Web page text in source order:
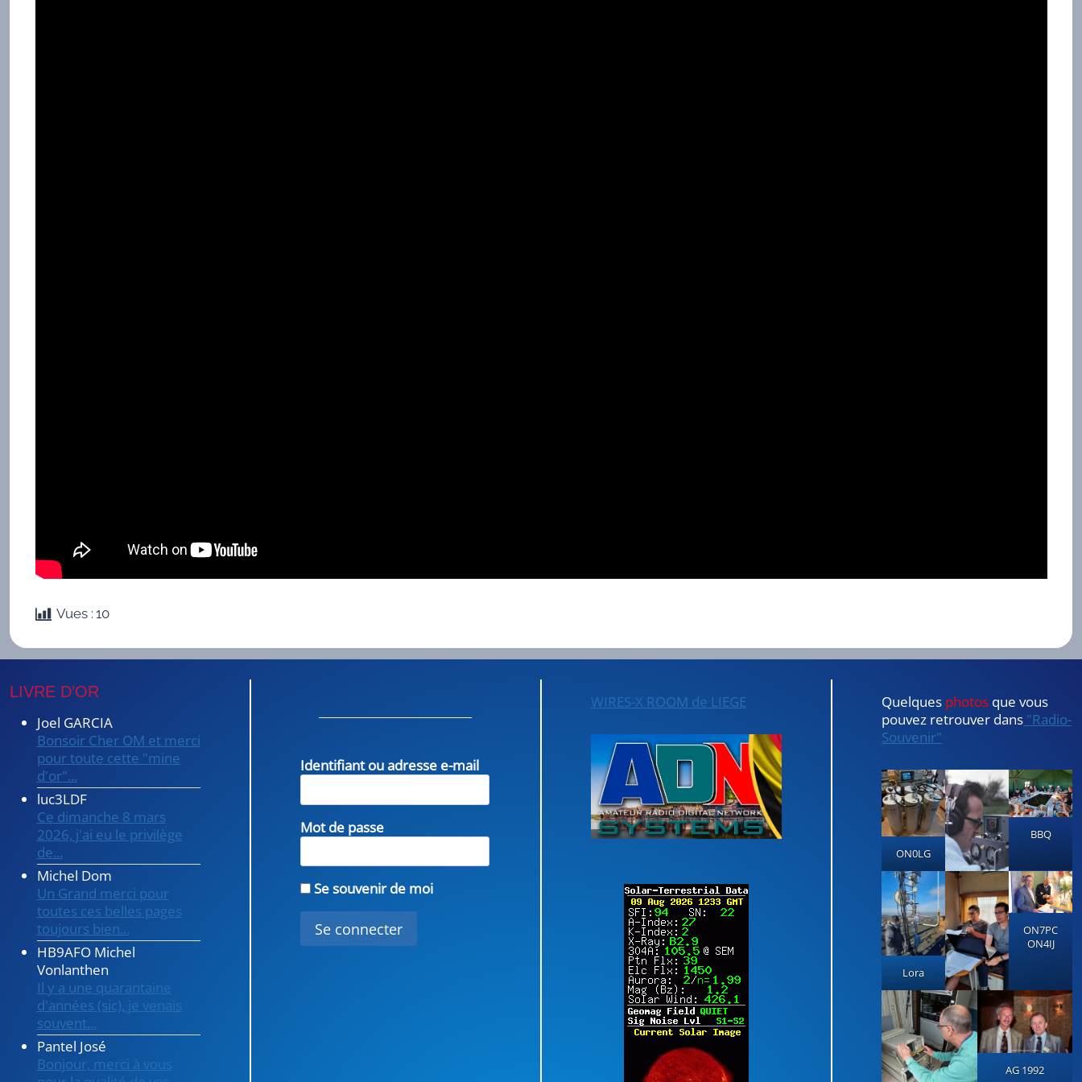
Vues : 10
LIVRE D’OR
Joel GARCIA
Bonsoir Cher OM et merci
pour toute cette "mine
d'or"...
luc3LDF
Ce dimanche 8 mars
2026, j'ai eu le privilège
de...
Michel Dom
Un Grand merci pour
toutes ces belles pages
toujours bien...
HB9AFO Michel
Vonlanthen
Il y a une quarantaine
d'années (sic), je venais
souvent...
Pantel José
Bonjour, merci à vous
Identifiant ou adresse e-mail
Mot de passe
Se souvenir de moi
WIRES-X ROOM de LIEGE Quelques photos que vous
pouvez retrouver dans "Radio-
Souvenir"
ON0LG
BBQ
Lora
ON7PC
ON4IJ
AG 1992